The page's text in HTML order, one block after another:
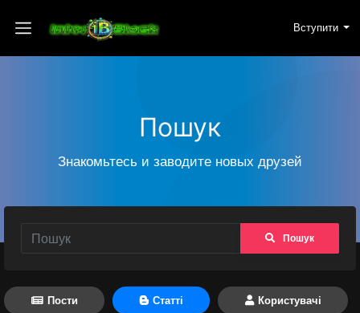
Вступити
Пошук
Знакомьтесь и заводите новых друзей
Пошук
Пости Статті Користувачі